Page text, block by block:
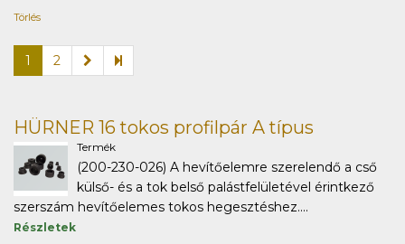
Törlés
1 2
HÜRNER 16 tokos profilpár A típus
Termék
(200-230-026) A hevítőelemre szerelendő a cső
külső- és a tok belső palástfelületével érintkező
szerszám hevítőelemes tokos hegesztéshez....
Részletek